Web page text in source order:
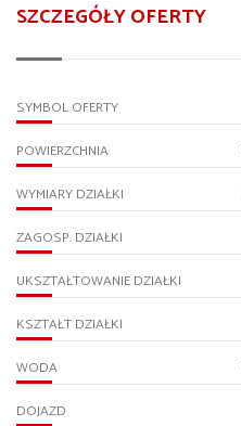
SZCZEGÓŁY OFERTY
SYMBOL OFERTY
POWIERZCHNIA
WYMIARY DZIAŁKI
ZAGOSP. DZIAŁKI
UKSZTAŁTOWANIE DZIAŁKI
KSZTAŁT DZIAŁKI
WODA
DOJAZD